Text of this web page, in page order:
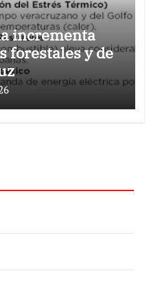
incrementa
forestales y de